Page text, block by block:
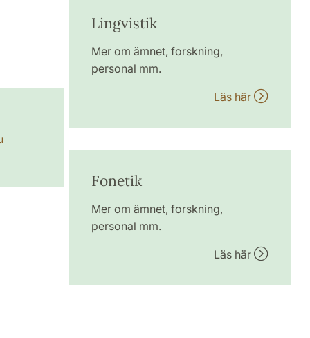
Lingvistik
Mer om ämnet, forskning,
personal mm.
Läs här
Fonetik
Mer om ämnet, forskning,
personal mm.
Läs här